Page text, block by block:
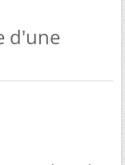
d'une